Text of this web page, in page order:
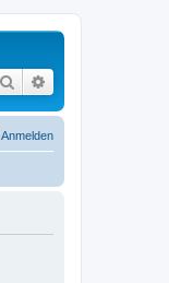
Suche
Anmelden